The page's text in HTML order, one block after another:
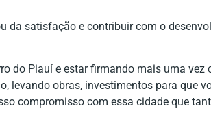
da satisfação e contribuir com o
do Piauí e estar firmando mais uma vez
levando obras, investimentos para que
compromisso com essa cidade que